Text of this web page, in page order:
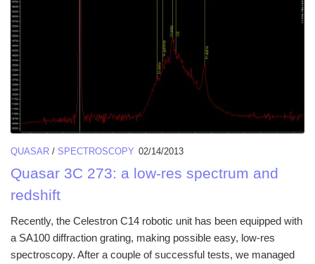
QUASAR / SPECTROSCOPY 02/14/2013
Quasar 3C 273: a low-res spectrum and
redshift
Recently, the Celestron C14 robotic unit has been equipped with
a SA100 diffraction grating, making possible easy, low-res
spectroscopy. After a couple of successful tests, we managed